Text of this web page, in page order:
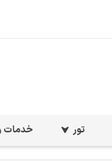
تور خدمات